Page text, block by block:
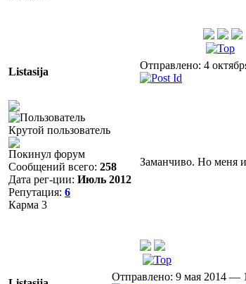
Listasija
Отправлено: 4
Крутой пользователь
Покинул форум
Сообщений всего: 258
Дата рег-ции: Июль 2012
Репутация: 6
Карма 3
Заманчиво. Но меня и
Отправлено: 9 мая 2014 —